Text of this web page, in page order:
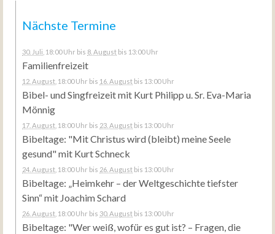
Nächste Termine
30. Juli , 18:00 Uhr bis 8. August bis 13:00 Uhr
Familienfreizeit
12. August , 18:00 Uhr bis 16. August bis 13:00 Uhr
Bibel- und Singfreizeit mit Kurt Philipp u. Sr. Eva-Maria
Mönnig
17. August , 18:00 Uhr bis 23. August bis 13:00 Uhr
Bibeltage: "Mit Christus wird (bleibt) meine Seele
gesund" mit Kurt Schneck
24. August , 18:00 Uhr bis 26. August bis 13:00 Uhr
Bibeltage: „Heimkehr – der Weltgeschichte tiefster
Sinn“ mit Joachim Schard
26. August , 18:00 Uhr bis 30. August bis 13:00 Uhr
Bibeltage: "Wer weiß, wofür es gut ist? – Fragen, die